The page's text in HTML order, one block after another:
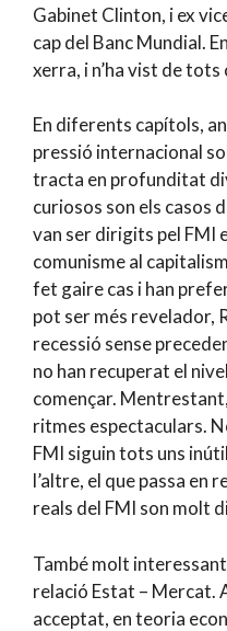
Gabinet Clinton, i ex
cap del Banc Mundial.
xerra, i n’ha vist de tots
En diferents capítols,
pressió internacional
tracta en profunditat
curiosos son els casos
van ser dirigits pel FMI
comunisme al
fet gaire cas i han
pot ser més revelador,
recessió sense
no han recuperat el
començar.
ritmes espectaculars.
FMI siguin tots uns
l’altre, el que passa en
reals del FMI son molt
També molt interessant
relació Estat – Mercat.
acceptat, en teoria